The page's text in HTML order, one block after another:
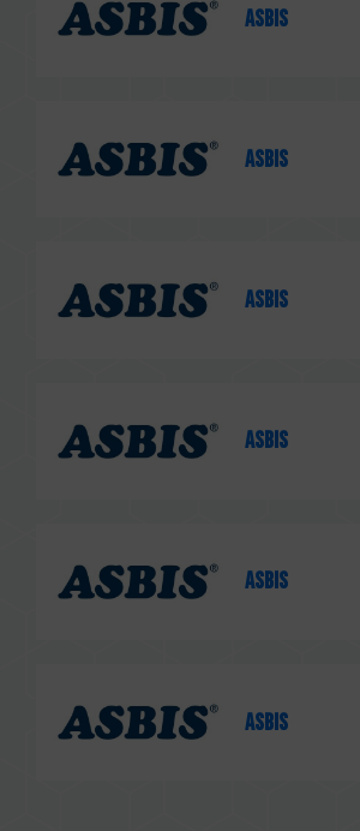
Asbis
Asbis
Asbis
Asbis
Asbis
Asbis